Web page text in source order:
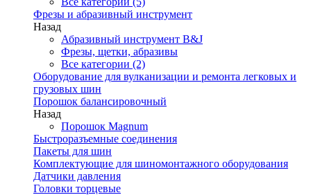
Фрезы и абразивный инструмент
Назад
Абразивный инструмент B&J
Фрезы, щетки, абразивы
Все категории (2)
Оборудование для вулканизации и ремонта легковых и
грузовых шин
Порошок балансировочный
Назад
Порошок Magnum
Быстроразъемные соединения
Пакеты для шин
Комплектующие для шиномонтажного оборудования
Датчики давления
Головки торцевые